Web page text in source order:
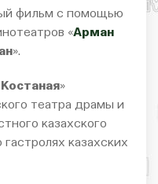
фильм с помощью
«Арман
».
»
театра драмы и
казахского
казахских